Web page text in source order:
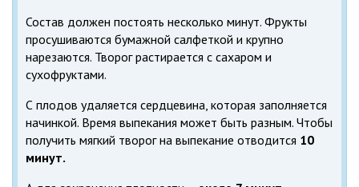
Состав должен постоять несколько минут. Фрукты
просушиваются бумажной салфеткой и крупно
нарезаются. Творог растирается с сахаром и
сухофруктами.
С плодов удаляется сердцевина, которая заполняется
начинкой. Время выпекания может быть разным. Чтобы
получить мягкий творог на выпекание отводится 10
минут.